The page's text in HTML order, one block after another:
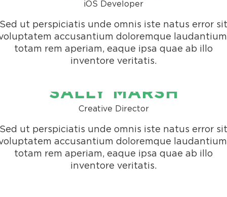
iOS Developer
Sed ut perspiciatis unde omnis iste natus error sit
accusantium doloremque
totam rem aperiam, eaque ipsa quae ab illo
inventore veritatis.
SALLY MARSH
Creative Director
Sed ut perspiciatis unde omnis iste natus error sit
accusantium doloremque
totam rem aperiam, eaque ipsa quae ab illo
inventore veritatis.